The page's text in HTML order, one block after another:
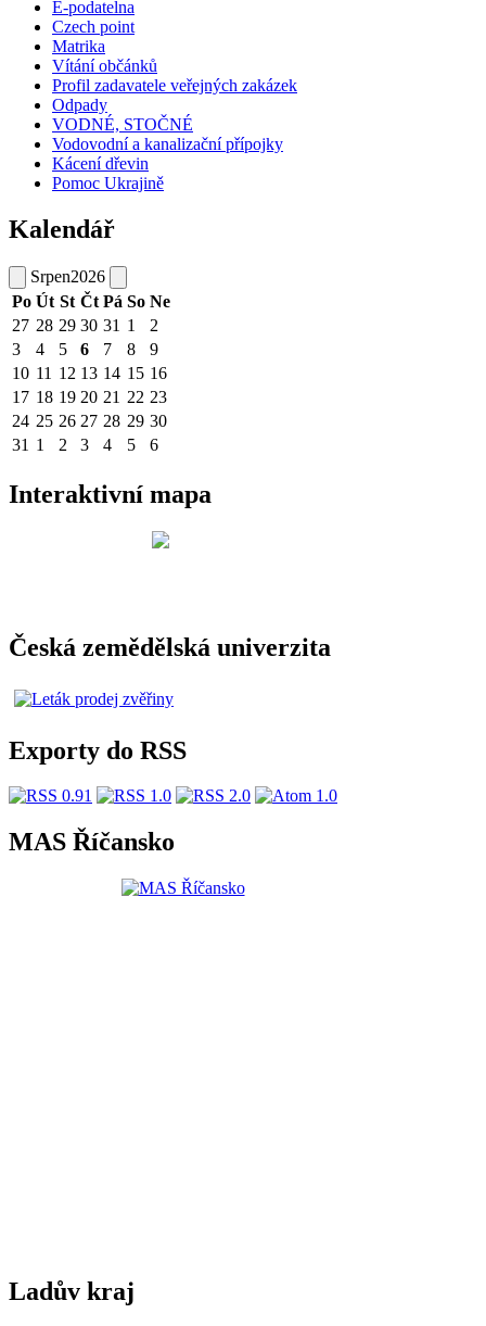
E-podatelna
Czech point
Matrika
Vítání občánků
Profil zadavatele veřejných zakázek
Odpady
VODNÉ, STOČNÉ
Vodovodní a kanalizační přípojky
Kácení dřevin
Pomoc Ukrajině
Kalendář
Srpen2026
Po Út St Čt Pá So Ne
27 28 29 30 31 1
2
3
4 5 6 7 8
9
10 11 12 13 14 15 16
17 18 19 20 21 22 23
24 25 26 27 28 29 30
31 1 2 3 4 5 6
Interaktivní mapa
Česká zemědělská univerzita
Exporty do RSS
MAS Říčansko
Ladův kraj